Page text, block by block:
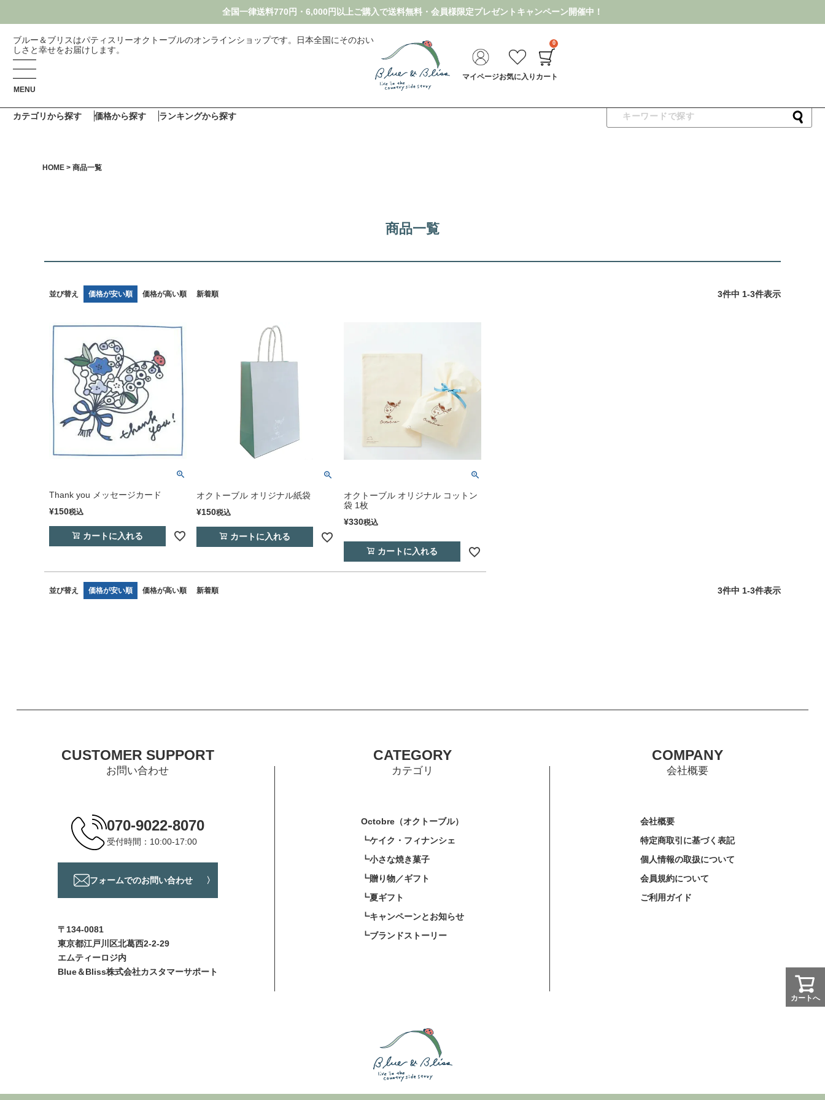
全国一律送料770円・6,000円以上ご購入で送料無料・ 会員様限定プレゼントキャンペーン開催中！
ブルー＆ブリスはパティスリーオクトーブルのオンラインショップです。日本全国にそのおい
しさと幸せをお届けします。
MENU
マイページお気に入り カート
0
カテゴリから探す 価格から探す ランキングから探す
HOME 商品一覧
商品一覧
並び替え 価格が安い順 価格が高い順 新着順 3件中 1-3件表示
Thank you メッセージカード
¥150税込
カートに入れる
オクトーブル オリジナル紙袋
¥150税込
カートに入れる
オクトーブル オリジナル コットン
袋 1枚
¥330税込
カートに入れる
並び替え 価格が安い順 価格が高い順 新着順 3件中 1-3件表示
カートへ
CUSTOMER SUPPORT
お問い合わせ
070-9022-8070
受付時間：10:00-17:00
フォームでのお問い合わせ
〒134-0081
東京都江戸川区北葛西2-2-29
エムティーロジ内
Blue＆Bliss株式会社カスタマーサポート
CATEGORY
カテゴリ
Octobre（オクトーブル）
┗ケイク・フィナンシェ
┗小さな焼き菓子
┗贈り物／ギフト
┗夏ギフト
┗キャンペーンとお知らせ
┗ブランドストーリー
COMPANY
会社概要
会社概要
特定商取引に基づく表記
個人情報の取扱について
会員規約について
ご利用ガイド